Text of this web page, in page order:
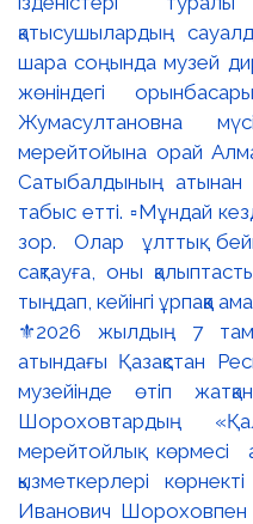
⚜️2026 жылдың 7
атындағы Қазақстан
музейінде өтіп
Шороховтардың
мерейтойлық көрмесі
қызметкерлері
Иванович Шороховпен